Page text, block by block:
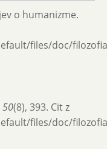
o humanizme.
files/doc/
50(8), 393. Cit z
files/doc/